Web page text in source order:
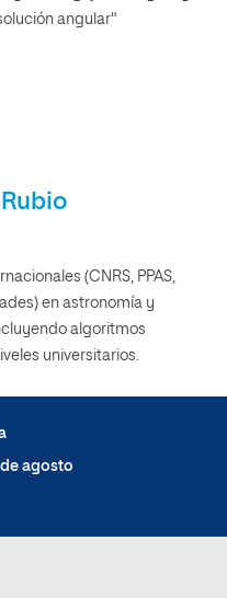
angular"
(CNRS, PPAS,
en astronomía y
algoritmos
universitarios.
agosto